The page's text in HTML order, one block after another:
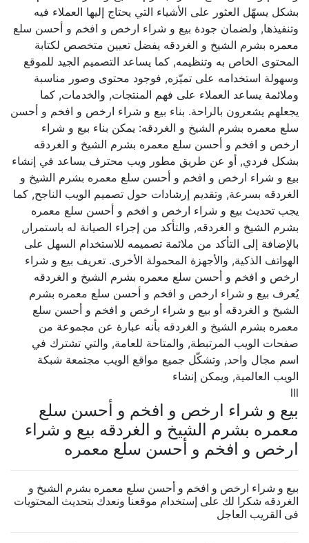
بشكل يسهّل العثور على الأشياء التي يحتاج إليها العملاء فيه
وتنفيذها, ولضمان جودة بيع و شراء ارخص و افخم و أحسن سلع
معمره بشرم الشيخ و الغردقه يفضل تعيين متخصص لكتابة
المحتوى الخاص به وتنظيمه, كما يساعد التصميم الجيد للموقع
وسهولة استخدامه على تميّزه, فوجود محتوى وصور مناسبة
وملائمة يساعد العملاء على فهم المنتجات, والخدمات, كما
يجعلهم يشعرون بالراحة. بناء بيع و شراء ارخص و افخم و أحسن
سلع معمره بشرم الشيخ و الغردقه: يمكن بناء بيع و شراء
ارخص و افخم و أحسن سلع معمره بشرم الشيخ و الغردقه
بشكل فردي, أو عن طريق مطور ويب محترف يساعد في إنشاء
بيع و شراء ارخص و افخم و أحسن سلع معمره بشرم الشيخ و
الغردقه بسرعة, وتقديم إرشادات حول تصميم الويب الناجح, كما
يجب تحديث بيع و شراء ارخص و افخم و أحسن سلع معمره
بشرم الشيخ و الغردقه, والتأكد من إجراء الصيانة له باستمرار,
بالإضافة إلى التأكد من ملائمة تصميمه للاستخدام السهل على
الهواتف الذكية, والأجهزة المحمولة الأخرى. تعريف بيع و شراء
ارخص و افخم و أحسن سلع معمره بشرم الشيخ و الغردقه
يُعرف بيع و شراء ارخص و افخم و أحسن سلع معمره بشرم
الشيخ و الغردقه أو بيع و شراء ارخص و افخم و أحسن سلع
معمره بشرم الشيخ و الغردقه بأنه عبارة عن مجموعة من
صفحات الويب المرتبطة, والمتاحة للعامة, والتي تشترك في
اسم مجال واحد, وتشكّل جميع مواقع الويب مجتمعة شبكة
الويب العالمية, ويمكن إنشاء
بيع و شراء ارخص و افخم و أحسن سلع
معمره بشرم الشيخ و الغردقه بيع و شراء
ارخص و افخم و أحسن سلع معمره
بيع و شراء ارخص و افخم و أحسن سلع معمره بشرم الشيخ و
الغردقه شكرا لك على إستخدام موقعنا ونعدك بتحديث المحتويات
فى القريب العاجل